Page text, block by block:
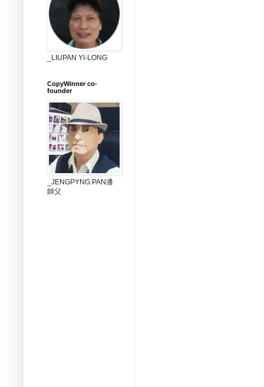
_LIUPAN YI-LONG
CopyWinner co-
founder
_JENGPYNG.PAN潘
師父